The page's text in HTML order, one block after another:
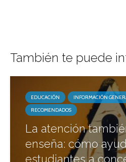
También te puede
EDUCACIÓN
INFORMACIÓN
RECOMENDADOS
La atención
enseña: cómo
estudiantes a